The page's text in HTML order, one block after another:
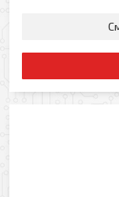
Оформить
Ваше имя